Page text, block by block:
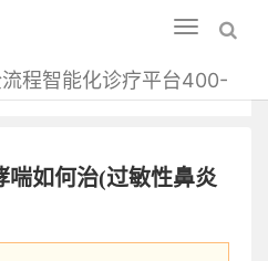
Toggle
navigation
程智能化诊疗平台400-
喘如何治(过敏性鼻炎